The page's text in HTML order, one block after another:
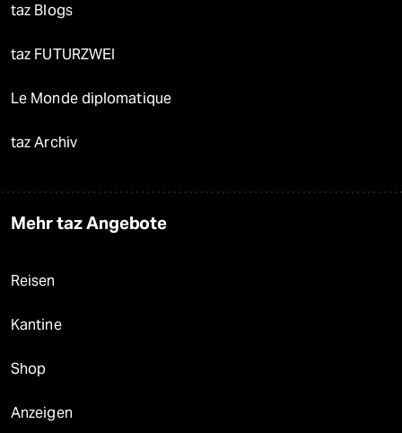
taz Blogs
taz FUTURZWEI
Le Monde diplomatique
taz Archiv
Mehr taz Angebote
Reisen
Kantine
Shop
Anzeigen